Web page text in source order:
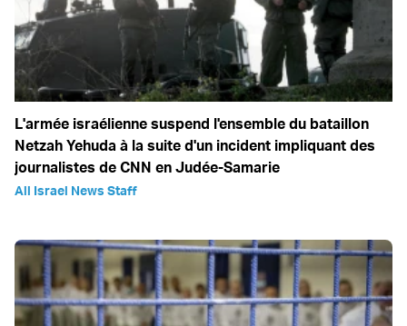
L'armée israélienne suspend l'ensemble du bataillon
Netzah Yehuda à la suite d'un incident impliquant des
journalistes de CNN en Judée-Samarie
All Israel News Staff